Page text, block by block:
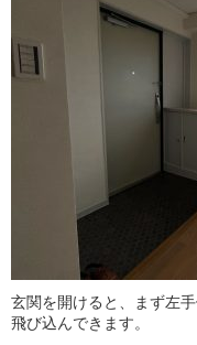
玄関を開けると、まず左
飛び込んできます。